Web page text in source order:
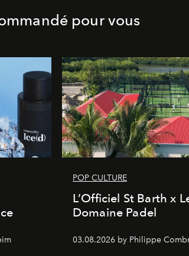
pour vous
POP CULTURE
L’Officiel St Barth x
Domaine Padel
03.08.2026 by Philippe